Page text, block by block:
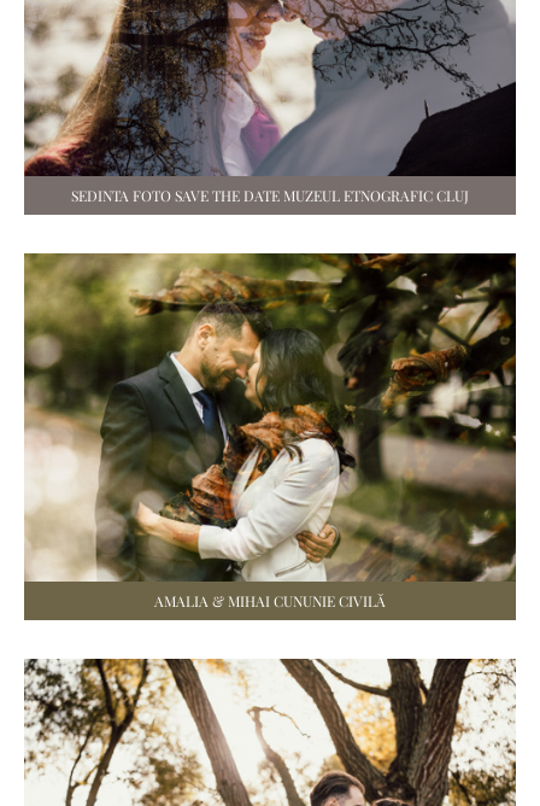
SEDINTA FOTO SAVE THE DATE MUZEUL ETNOGRAFIC CLUJ
AMALIA & MIHAI CUNUNIE CIVILĂ